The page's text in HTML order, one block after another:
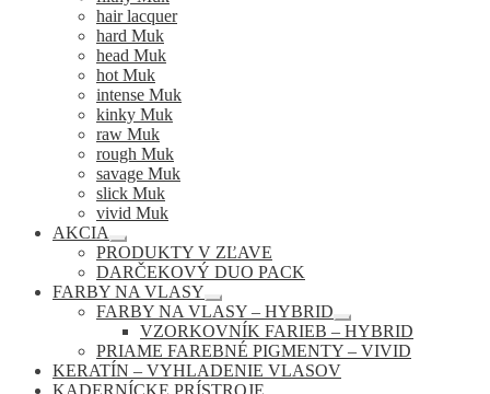
hair lacquer
hard Muk
head Muk
hot Muk
intense Muk
kinky Muk
raw Muk
rough Muk
savage Muk
slick Muk
vivid Muk
AKCIA
Rozbaliť
podradené
menu
PRODUKTY V ZĽAVE
DARČEKOVÝ DUO PACK
FARBY NA VLASY
Rozbaliť
podradené
menu
FARBY NA VLASY – HYBRID
Rozbaliť
podradené
menu
VZORKOVNÍK FARIEB – HYBRID
PRIAME FAREBNÉ PIGMENTY – VIVID
KERATÍN – VYHLADENIE VLASOV
KADERNÍCKE PRÍSTROJE